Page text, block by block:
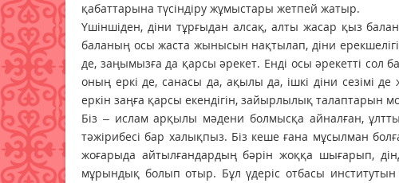
қабаттарына түсіндіру жұмыстары жетпей жатыр.
Үшіншіден, діни тұрғыдан алсақ, алты жасар қыз
баланың осы жаста жынысын нақтылап, діни
де, заңымызға да қарсы әрекет. Енді осы әрекетті
оның еркі де, санасы да, ақылы да, ішкі діни сезімі
еркін заңға қарсы екендігін, зайырлылық талаптарын
Біз – ислам арқылы мәдени болмысқа айналған,
тәжірибесі бар халықпыз. Біз кеше ғана мұсылман
жоғарыда айтылғандардың бәрін жоққа шығарып,
мұрындық болып отыр. Бұл үдеріс отбасы